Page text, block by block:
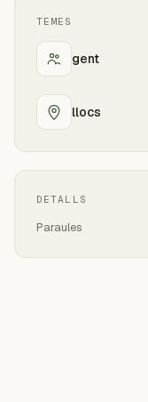
TEMES
gent
llocs
DETALLS
Paraules